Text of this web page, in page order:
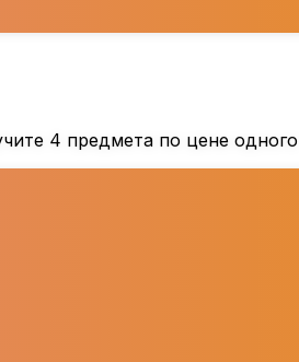
4 предмета по цене одного